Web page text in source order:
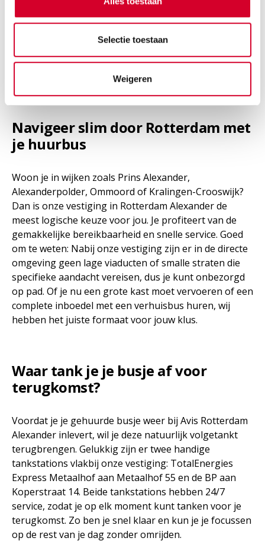
Selectie toestaan
Weigeren
Airco
RESERVEER DIT VOERTUIG
Navigeer slim door Rotterdam met
je huurbus
Woon je in wijken zoals Prins Alexander,
Alexanderpolder, Ommoord of Kralingen-Crooswijk?
Dan is onze vestiging in Rotterdam Alexander de
meest logische keuze voor jou. Je profiteert van de
gemakkelijke bereikbaarheid en snelle service. Goed
om te weten: Nabij onze vestiging zijn er in de directe
omgeving geen lage viaducten of smalle straten die
specifieke aandacht vereisen, dus je kunt onbezorgd
op pad. Of je nu een grote kast moet vervoeren of een
complete inboedel met een verhuisbus huren, wij
hebben het juiste formaat voor jouw klus.
Waar tank je je busje af voor
terugkomst?
Voordat je je gehuurde busje weer bij Avis Rotterdam
Alexander inlevert, wil je deze natuurlijk volgetankt
terugbrengen. Gelukkig zijn er twee handige
tankstations vlakbij onze vestiging: TotalEnergies
Express Metaalhof aan Metaalhof 55 en de BP aan
Koperstraat 14. Beide tankstations hebben 24/7
service, zodat je op elk moment kunt tanken voor je
terugkomst. Zo ben je snel klaar en kun je je focussen
op de rest van je dag zonder omrijden.